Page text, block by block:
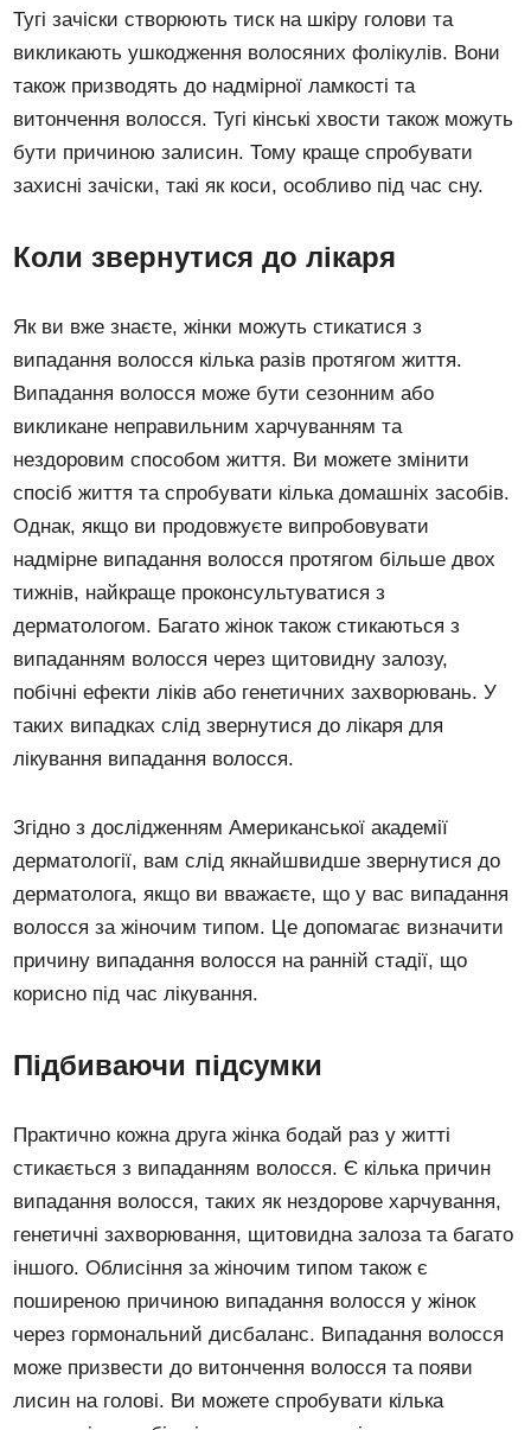
Тугі зачіски створюють тиск на шкіру голови та
викликають ушкодження волосяних фолікулів. Вони
також призводять до надмірної ламкості та
витончення волосся. Тугі кінські хвости також можуть
бути причиною залисин. Тому краще спробувати
захисні зачіски, такі як коси, особливо під час сну.
Коли звернутися до лікаря
Як ви вже знаєте, жінки можуть стикатися з
випадання волосся кілька разів протягом життя.
Випадання волосся може бути сезонним або
викликане неправильним харчуванням та
нездоровим способом життя. Ви можете змінити
спосіб життя та спробувати кілька домашніх засобів.
Однак, якщо ви продовжуєте випробовувати
надмірне випадання волосся протягом більше двох
тижнів, найкраще проконсультуватися з
дерматологом. Багато жінок також стикаються з
випаданням волосся через щитовидну залозу,
побічні ефекти ліків або генетичних захворювань. У
таких випадках слід звернутися до лікаря для
лікування випадання волосся.
Згідно з дослідженням Американської академії
дерматології, вам слід якнайшвидше звернутися до
дерматолога, якщо ви вважаєте, що у вас випадання
волосся за жіночим типом. Це допомагає визначити
причину випадання волосся на ранній стадії, що
корисно під час лікування.
Підбиваючи підсумки
Практично кожна друга жінка бодай раз у житті
стикається з випаданням волосся. Є кілька причин
випадання волосся, таких як нездорове харчування,
генетичні захворювання, щитовидна залоза та багато
іншого. Облисіння за жіночим типом також є
поширеною причиною випадання волосся у жінок
через гормональний дисбаланс. Випадання волосся
може призвести до витончення волосся та появи
лисин на голові. Ви можете спробувати кілька